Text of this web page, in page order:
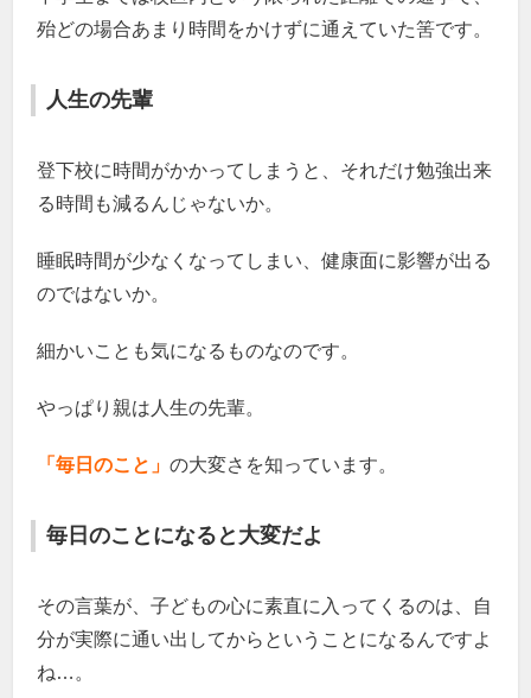
殆どの場合あまり時間をかけずに通えていた筈です。
人生の先輩
登下校に時間がかかってしまうと、それだけ勉強出来
る時間も減るんじゃないか。
睡眠時間が少なくなってしまい、健康面に影響が出る
のではないか。
細かいことも気になるものなのです。
やっぱり親は人生の先輩。
「毎日のこと」の大変さを知っています。
毎日のことになると大変だよ
その言葉が、子どもの心に素直に入ってくるのは、自
分が実際に通い出してからということになるんですよ
ね…。